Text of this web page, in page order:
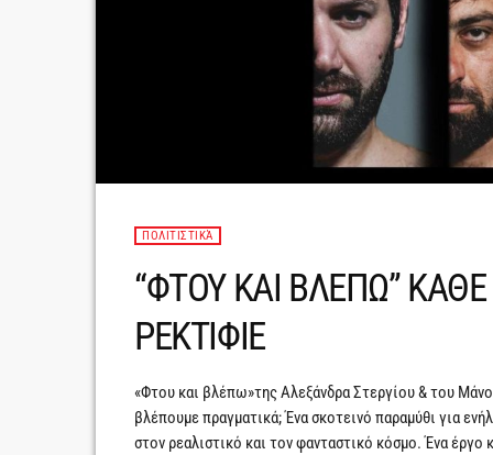
ΠΟΛΙΤΙΣΤΙΚΆ
“ΦΤΟΥ ΚΑΙ ΒΛΕΠΩ”
ΡΕΚΤΙΦΙΕ
«Φτου και βλέπω»της Αλεξάνδρα Στεργίου & του
βλέπουμε πραγματικά; Ένα σκοτεινό παραμύθι για
στον ρεαλιστικό και τον φανταστικό κόσμο. Ένα